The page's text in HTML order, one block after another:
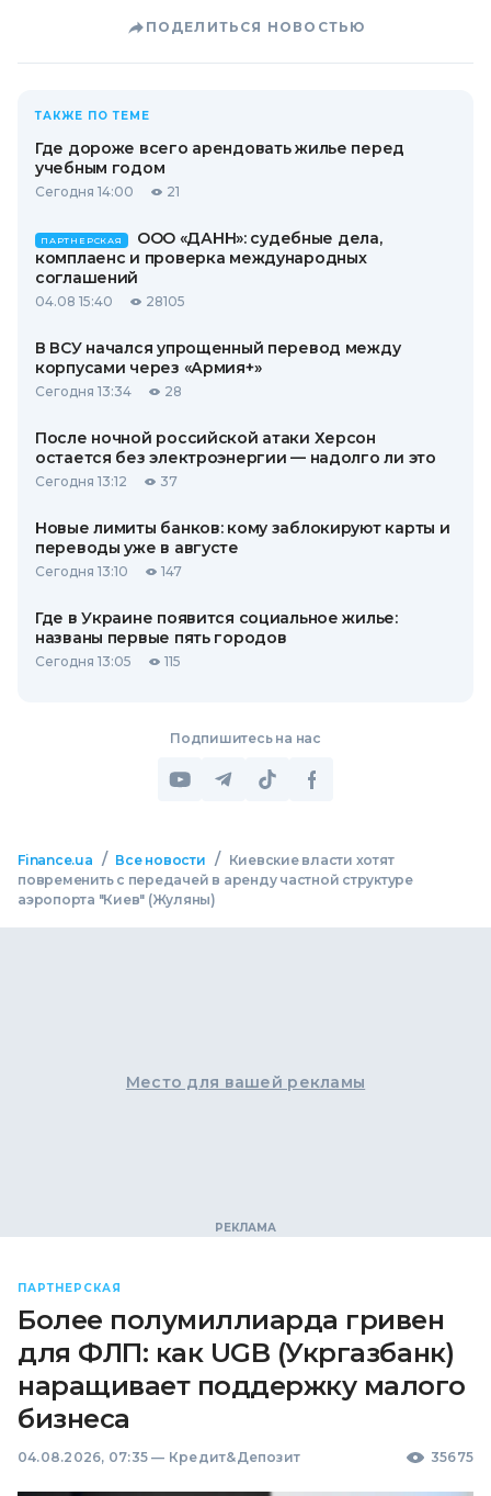
ПОДЕЛИТЬСЯ НОВОСТЬЮ
ТАКЖЕ ПО ТЕМЕ
Где дороже всего арендовать жилье перед
учебным годом
Сегодня 14:00 21
ПАРТНЕРСКАЯ
ООО «ДАНН»: судебные дела,
комплаенс и проверка международных
соглашений
04.08 15:40 28105
В ВСУ начался упрощенный перевод между
корпусами через «Армия+»
Сегодня 13:34 28
После ночной российской атаки Херсон
остается без электроэнергии — надолго ли это
Сегодня 13:12 37
Новые лимиты банков: кому заблокируют карты и
переводы уже в августе
Сегодня 13:10 147
Где в Украине появится социальное жилье:
названы первые пять городов
Сегодня 13:05 115
Подпишитесь на нас
Finance.ua / Все новости /
Киевские власти хотят
повременить с передачей в аренду частной структуре
аэропорта "Киев" (Жуляны)
Место для вашей рекламы
ПАРТНЕРСКАЯ
Более полумиллиарда гривен
для ФЛП: как UGB (Укргазбанк)
наращивает поддержку малого
бизнеса
04.08.2026, 07:35 — Кредит&Депозит 35675